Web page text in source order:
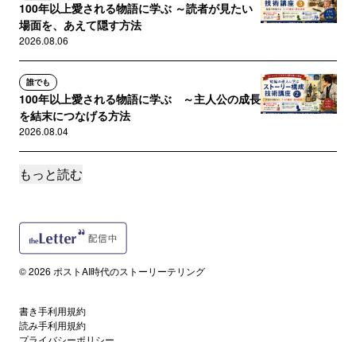
100年以上愛される物語に学ぶ ～読者が見たい
場面を、あえて隠す方法
2026.08.06
誰でも
100年以上愛される物語に学ぶ ～主人公の成長
を結末につなげる方法
2026.08.04
誰でも
2026.08.03
【有料版】世界ドンデニスタ会議7月報告
サポートメンバー限定
もっと読む
© 2026 ポストAI時代のストーリーテリング
書き手利用規約
読み手利用規約
プライバシーポリシー